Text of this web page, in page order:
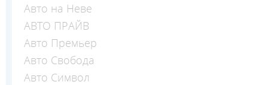
Авто на Неве
АВТО ПРАЙВ
Авто Премьер
Авто Свобода
Авто Символ